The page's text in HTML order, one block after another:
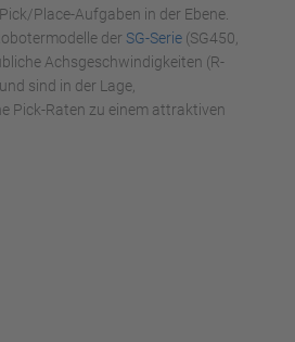
Place-Aufgaben in der Ebene.
der SG-Serie (SG450,
Achsgeschwindigkeiten (R-
sind in der Lage,
Pick-Raten zu einem attraktiven